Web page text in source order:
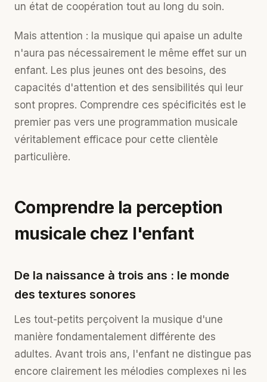
un état de coopération tout au long du soin.
Mais attention : la musique qui apaise un adulte
n'aura pas nécessairement le même effet sur un
enfant. Les plus jeunes ont des besoins, des
capacités d'attention et des sensibilités qui leur
sont propres. Comprendre ces spécificités est le
premier pas vers une programmation musicale
véritablement efficace pour cette clientèle
particulière.
Comprendre la perception
musicale chez l'enfant
De la naissance à trois ans : le monde
des textures sonores
Les tout-petits perçoivent la musique d'une
manière fondamentalement différente des
adultes. Avant trois ans, l'enfant ne distingue pas
encore clairement les mélodies complexes ni les